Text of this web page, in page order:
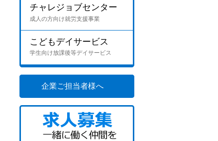
チャレジョブセンター
成人の方向け就労支援事業
こどもデイサービス
学生向け放課後等デイサービス
企業ご担当者様へ